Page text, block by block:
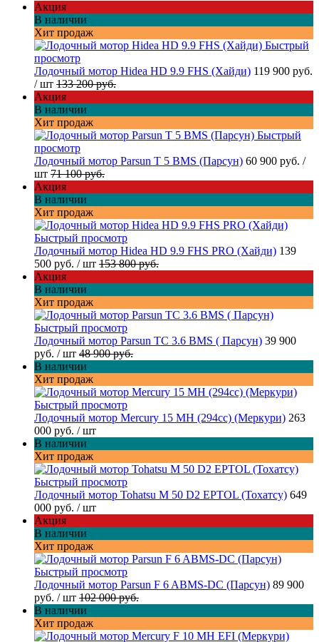
Акция
В наличии
Хит продаж
Быстрый
просмотр
Лодочный мотор Hidea HD 9.9 FHS (Хайди) 119 900 руб.
/ шт 133 200 руб.
Акция
В наличии
Хит продаж
Быстрый
просмотр
Лодочный мотор Parsun T 5 BMS (Парсун) 60 900 руб. /
шт 71 100 руб.
Акция
В наличии
Хит продаж
Быстрый просмотр
Лодочный мотор Hidea HD 9.9 FHS PRO (Хайди) 139
500 руб. / шт 153 800 руб.
Акция
В наличии
Хит продаж
Быстрый просмотр
Лодочный мотор Parsun TC 3.6 BMS ( Парсун) 39 900
руб. / шт 48 900 руб.
В наличии
Хит продаж
Быстрый просмотр
Лодочный мотор Mercury 15 MH (294cc) (Меркури) 263
000 руб. / шт
В наличии
Хит продаж
Быстрый просмотр
Лодочный мотор Tohatsu M 50 D2 EPTOL (Тохатсу) 649
000 руб. / шт
Акция
В наличии
Хит продаж
Быстрый просмотр
Лодочный мотор Parsun F 6 ABMS-DC (Парсун) 89 900
руб. / шт 102 000 руб.
В наличии
Хит продаж